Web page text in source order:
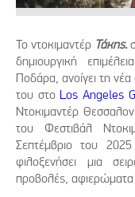
Το ντοκιμαντέρ Τάκης.
δημιουργική
Ποδάρα, ανοίγει τη
του στο Los Angeles
Ντοκιμαντέρ
του Φεστιβάλ
Σεπτέμβριο του
φιλοξενήσει μια
προβολές,